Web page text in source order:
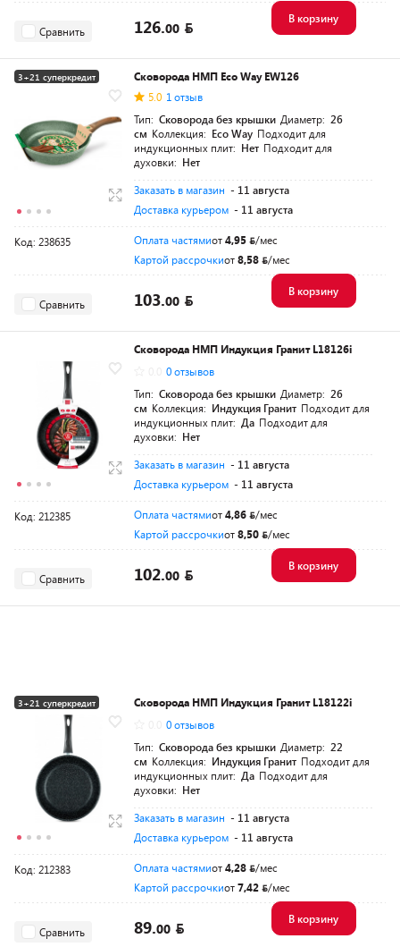
Сравнить 126.00
В корзину
3+21 суперкредит
Сковорода НМП Eco Way EW126
5.0 1 отзыв
Тип: Сковорода без крышки Диаметр: 26
см Коллекция: Eco Way Подходит для
индукционных плит: Нет Подходит для
духовки: Нет
Заказать в магазин - 11 августа
Доставка курьером - 11 августа
Код: 238635 Оплата частямиот4,95
/мес
Картой рассрочкиот8,58 /мес
Сравнить 103.00
В корзину
Сковорода НМП Индукция Гранит L18126i
0 отзывов
Тип: Сковорода без крышки Диаметр: 26
см Коллекция: Индукция Гранит Подходит для
индукционных плит: Да Подходит для
духовки: Нет
Заказать в магазин - 11 августа
Доставка курьером - 11 августа
Код: 212385 Оплата частямиот4,86
/мес
Картой рассрочкиот8,50 /мес
Сравнить 102.00
В корзину
3+21 суперкредит
Сковорода НМП Индукция Гранит L18122i
0 отзывов
Тип: Сковорода без крышки Диаметр: 22
см Коллекция: Индукция Гранит Подходит для
индукционных плит: Да Подходит для
духовки: Нет
Заказать в магазин - 11 августа
Доставка курьером - 11 августа
Код: 212383 Оплата частямиот4,28
/мес
Картой рассрочкиот7,42 /мес
Сравнить 89.00
В корзину